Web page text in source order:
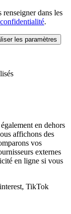
dans les
.
les paramètres
en dehors
affichons des
vos
externes
en ligne si vous
TikTok